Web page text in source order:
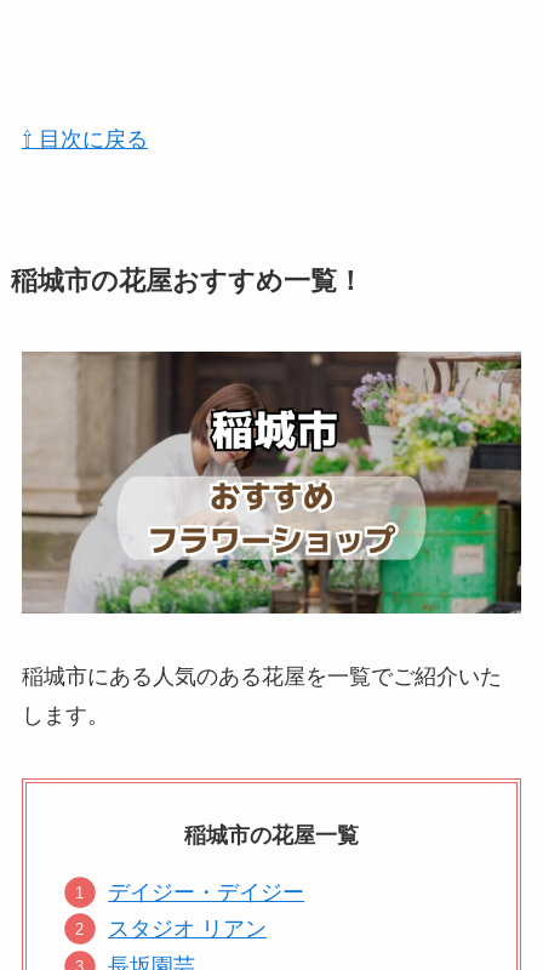
⇧ 目次に戻る
稲城市の花屋おすすめ一覧！
稲城市にある人気のある花屋を一覧でご紹介いた
します。
稲城市の花屋一覧
デイジー・デイジー
スタジオ リアン